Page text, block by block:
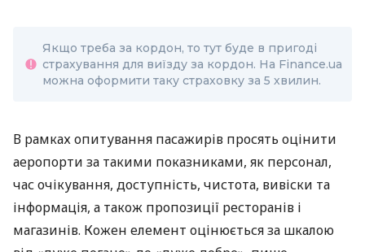
Якщо треба за кордон, то тут буде в пригоді
страхування для виїзду за кордон. На Finance.ua
можна оформити таку страховку за 5 хвилин.
В рамках опитування пасажирів просять оцінити
аеропорти за такими показниками, як персонал,
час очікування, доступність, чистота, вивіски та
інформація, а також пропозиції ресторанів і
магазинів. Кожен елемент оцінюється за шкалою